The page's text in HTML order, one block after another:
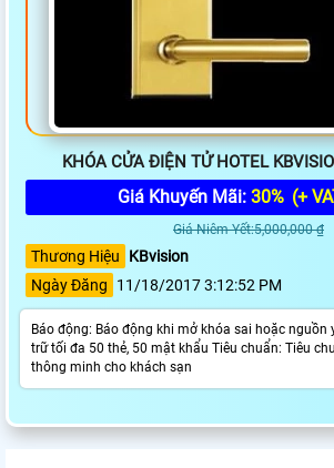
KHÓA CỬA ĐIỆN TỬ HOTEL
Giá Khuyến Mãi: 30% (+
Giá Niêm Yết:5,000,000 ₫
Thương Hiệu
KBvision
Ngày Đăng
11/18/2017 3:12:52 PM
Báo động: Báo động khi mở khóa sai hoặc nguồn
trữ tối đa 50 thẻ, 50 mật khẩu Tiêu chuẩn: Tiêu
thông minh cho khách sạn